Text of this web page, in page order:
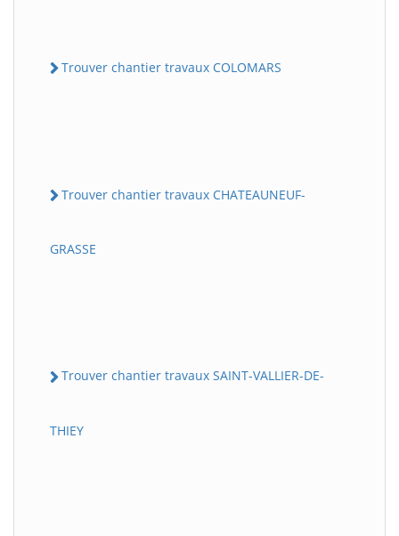
Trouver chantier travaux COLOMARS
Trouver chantier travaux CHATEAUNEUF-
GRASSE
Trouver chantier travaux SAINT-VALLIER-DE-
THIEY